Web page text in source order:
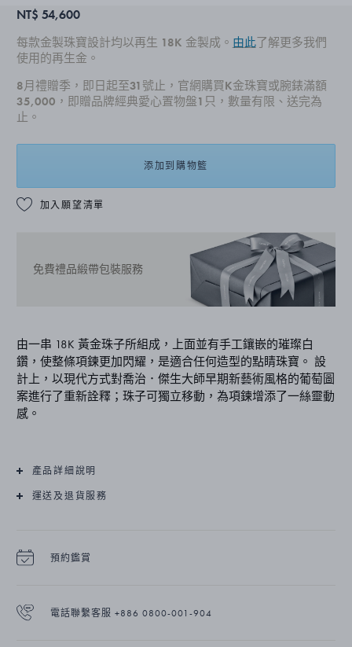
NT$ 54,600
每款金製珠寶設計均以再生 18K 金製成。 由此了解更多我們
使用的再生金。
8月禮贈季，即日起至31號止，官網購買K金珠寶或腕錶滿額
35,000，即贈品牌經典愛心置物盤1只，數量有限、送完為
止。
添加到購物籃
加入願望清單
免費禮品緞帶包裝服務
由一串 18K 黃金珠子所組成，上面並有手工鑲嵌的璀璨白
鑽，使整條項鍊更加閃耀，是適合任何造型的點睛珠寶。 設
計上，以現代方式對喬治．傑生大師早期新藝術風格的葡萄圖
案進行了重新詮釋；珠子可獨立移動，為項鍊增添了一絲靈動
感。
產品詳細說明
運送及退貨服務
預約鑑賞
電話聯繫客服 +886 0800-001-904